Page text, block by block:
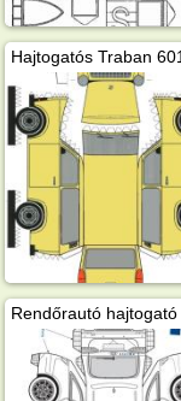
Hajtogatós Traban 601
Rendőrautó hajtogató